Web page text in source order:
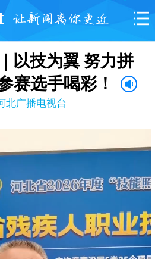
以技为翼 努力拼
赛选手喝彩！
北广播电视台